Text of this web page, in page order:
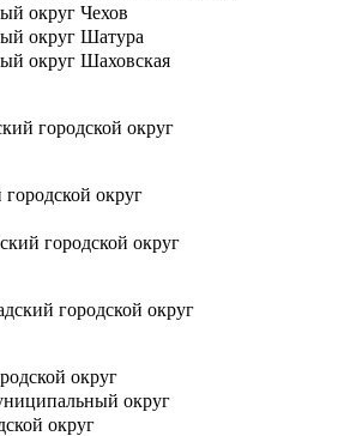
округ Чехов
округ Шатура
округ Шаховская
городской округ
округ
городской округ
городской округ
округ
округ
округ